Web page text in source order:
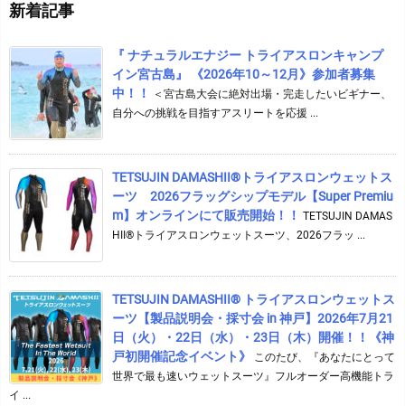
ブ
新着記事
『 ナチュラルエナジー トライアスロンキャンプ
イン宮古島』 《2026年10～12月》参加者募集
中！！
＜宮古島大会に絶対出場・完走したいビギナー、
自分への挑戦を目指すアスリートを応援 ...
TETSUJIN DAMASHII®︎トライアスロンウェットス
ーツ 2026フラッグシップモデル【Super Premiu
m】オンラインにて販売開始！！ TETSUJIN DAMAS
HII®トライアスロンウェットスーツ、2026フラッ ...
TETSUJIN DAMASHII® トライアスロンウェットス
ーツ【製品説明会・採寸会 in 神戸】2026年7月21
日（火）・22日（水）・23日（木）開催！！《神
戸初開催記念イベント》
このたび、『あなたにとって
世界で最も速いウェットスーツ』フルオーダー高機能トラ
イ ...